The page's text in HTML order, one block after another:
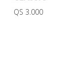
QS 3.000